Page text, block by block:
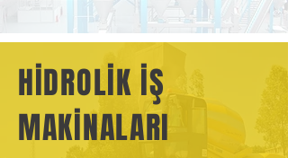
HİDROLİK İŞ
MAKİNALARI